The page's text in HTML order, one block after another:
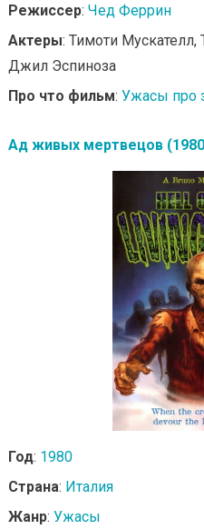
Режиссер: Чед Феррин
Актеры: Тимоти Мускателл,
Джил Эспиноза
Про что фильм: Ужасы про
Ад живых мертвецов
Год: 1980
Страна: Италия
Жанр: Ужасы